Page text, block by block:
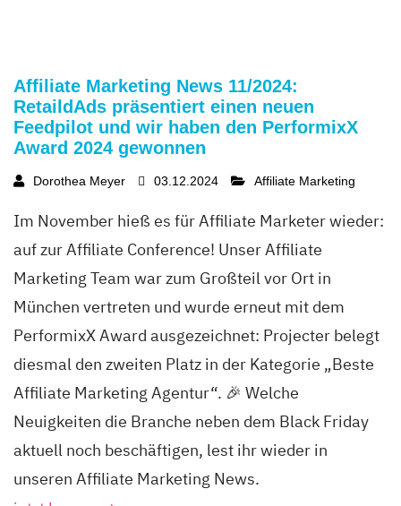
Affiliate Marketing News 11/2024:
RetaildAds präsentiert einen neuen
Feedpilot und wir haben den PerformixX
Award 2024 gewonnen
Dorothea Meyer 03.12.2024 Affiliate Marketing
Im November hieß es für Affiliate Marketer wieder:
auf zur Affiliate Conference! Unser Affiliate
Marketing Team war zum Großteil vor Ort in
München vertreten und wurde erneut mit dem
PerformixX Award ausgezeichnet: Projecter belegt
diesmal den zweiten Platz in der Kategorie „Beste
Affiliate Marketing Agentur“. 🎉 Welche
Neuigkeiten die Branche neben dem Black Friday
aktuell noch beschäftigen, lest ihr wieder in
unseren Affiliate Marketing News.